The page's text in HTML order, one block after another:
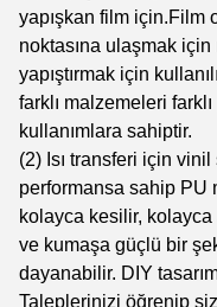
yapışkan film için.Film
noktasına ulaşmak için
yapıştırmak için
farklı malzemeleri
kullanımlara sahiptir.
(2) Isı transferi için
performansa sahip PU
kolayca kesilir, kolayca
ve kumaşa güçlü bir
dayanabilir. DIY
Taleplerinizi öğrenip